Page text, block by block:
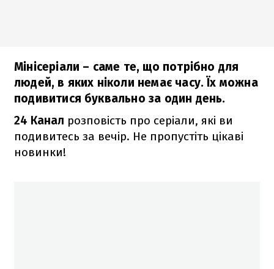
Мінісеріали – саме те, що потрібно для
людей, в яких ніколи немає часу. Їх можна
подивитися буквально за один день.
24 Канал розповість про серіали, які ви
подивитесь за вечір. Не пропустіть цікаві
новинки!